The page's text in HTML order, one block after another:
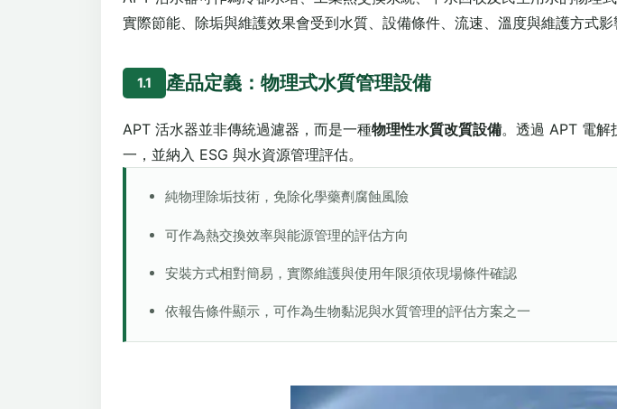
實際節能、除垢與維護效果會受到水質、設備條件、流速、溫度與維護方式影
1.1 產品定義：物理式水質管理設備
APT 活水器並非傳統過濾器，而是一種物理性水質改質設備。透過 APT 電解
一，並納入 ESG 與水資源管理評估。
純物理除垢技術，免除化學藥劑腐蝕風險
可作為熱交換效率與能源管理的評估方向
安裝方式相對簡易，實際維護與使用年限須依現場條件確認
依報告條件顯示，可作為生物黏泥與水質管理的評估方案之一